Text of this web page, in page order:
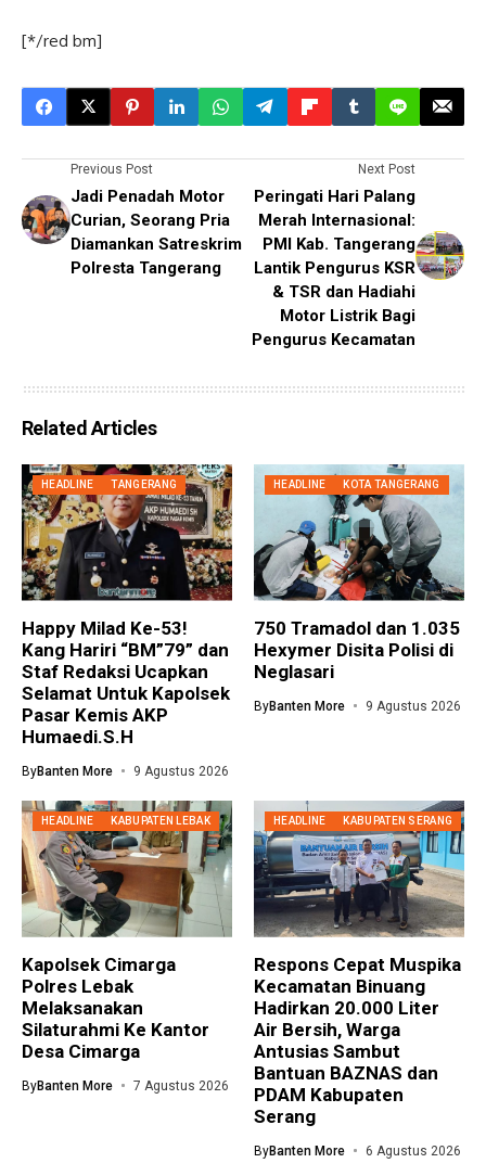
[*/red bm]
Previous Post
Jadi Penadah Motor
Curian, Seorang Pria
Diamankan Satreskrim
Polresta Tangerang
Next Post
Peringati Hari Palang
Merah Internasional:
PMI Kab. Tangerang
Lantik Pengurus KSR
& TSR dan Hadiahi
Motor Listrik Bagi
Pengurus Kecamatan
Related Articles
HEADLINE TANGERANG
Happy Milad Ke-53!
Kang Hariri “BM”79” dan
Staf Redaksi Ucapkan
Selamat Untuk Kapolsek
Pasar Kemis AKP
Humaedi.S.H
ByBanten More 9 Agustus 2026
HEADLINE KOTA TANGERANG
750 Tramadol dan 1.035
Hexymer Disita Polisi di
Neglasari
ByBanten More 9 Agustus 2026
HEADLINE KABUPATEN LEBAK
Kapolsek Cimarga
Polres Lebak
Melaksanakan
Silaturahmi Ke Kantor
Desa Cimarga
ByBanten More 7 Agustus 2026
HEADLINE KABUPATEN SERANG
Respons Cepat Muspika
Kecamatan Binuang
Hadirkan 20.000 Liter
Air Bersih, Warga
Antusias Sambut
Bantuan BAZNAS dan
PDAM Kabupaten
Serang
ByBanten More 6 Agustus 2026